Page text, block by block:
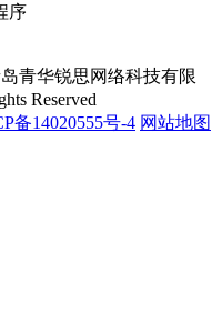
青华锐思网络科技有限
Reserved
备14020555号-4 网站地图